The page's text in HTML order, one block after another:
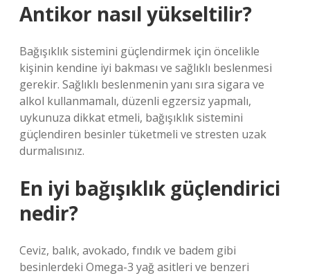
Antikor nasıl yükseltilir?
Bağışıklık sistemini güçlendirmek için öncelikle
kişinin kendine iyi bakması ve sağlıklı beslenmesi
gerekir. Sağlıklı beslenmenin yanı sıra sigara ve
alkol kullanmamalı, düzenli egzersiz yapmalı,
uykunuza dikkat etmeli, bağışıklık sistemini
güçlendiren besinler tüketmeli ve stresten uzak
durmalısınız.
En iyi bağışıklık güçlendirici
nedir?
Ceviz, balık, avokado, fındık ve badem gibi
besinlerdeki Omega-3 yağ asitleri ve benzeri